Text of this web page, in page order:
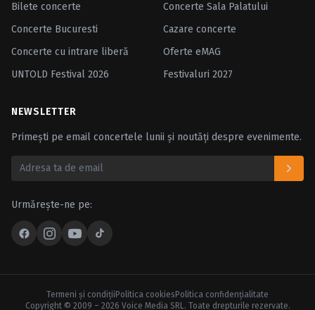
Bilete concerte
Concerte Sala Palatului
Concerte Bucuresti
Cazare concerte
Concerte cu intrare liberă
Oferte eMAG
UNTOLD Festival 2026
Festivaluri 2027
NEWSLETTER
Primești pe email concertele lunii și noutăți despre evenimente.
Urmărește-ne pe:
Termeni şi condiţii Politica cookies Politica confidenţialitate
Copyright © 2009 – 2026 Voice Media SRL. Toate drepturile rezervate.